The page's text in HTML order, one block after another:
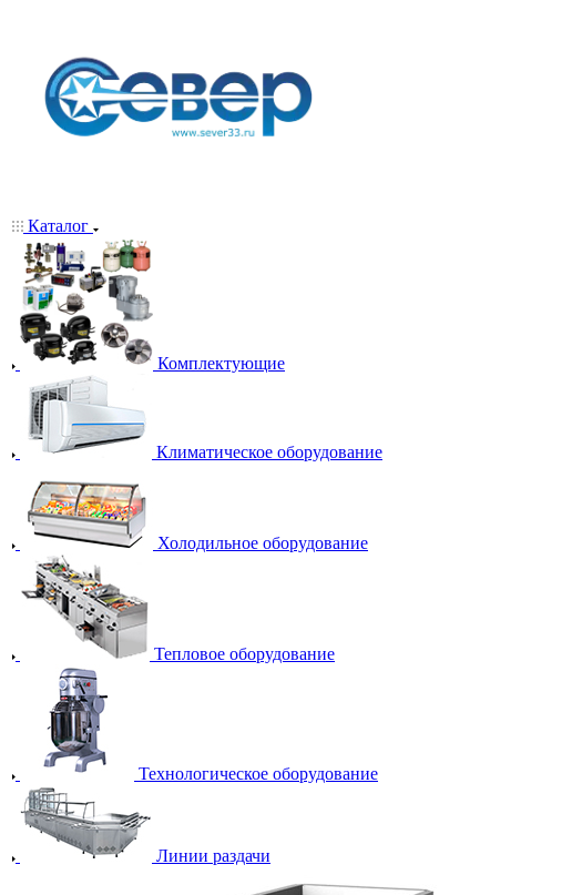
Каталог
Комплектующие
Климатическое оборудование
Холодильное оборудование
Тепловое оборудование
Технологическое оборудование
Линии раздачи